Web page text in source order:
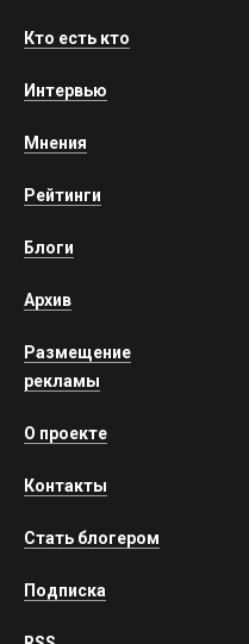
Кто есть кто
Интервью
Мнения
Рейтинги
Блоги
Архив
Размещение
рекламы
О проекте
Контакты
Стать блогером
Подписка